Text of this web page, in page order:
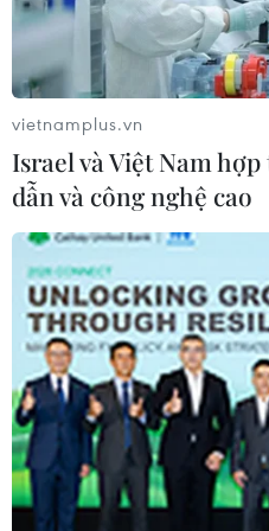
trong tương lai.
Một điểm tiêm vaccine phòng
THX/
Phát biểu tại Hội nghị
đối tác Trung Quốc,
vietnamplus.vn
Israel và Việt Nam
dẫn và công nghệ cao